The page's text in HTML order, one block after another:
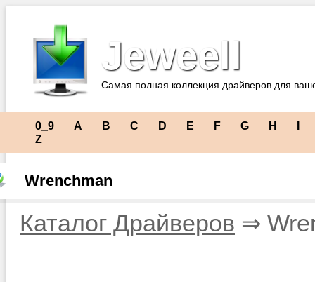
Jeweell
Самая полная коллекция драйверов для
0_9 A B C D E F G H
Z
Wrenchman
Каталог Драйверов ⇒